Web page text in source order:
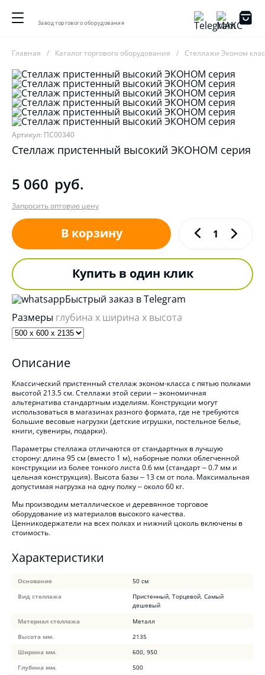
Завод торгового оборудования
Главная Каталог торгового оборудования Стеллажи Эконом
Артикул: ПС00340
Стеллаж пристенный высокий ЭКОНОМ серия
5 060 руб.
Запросить оптовую цену
В корзину
Купить в один клик
Быстрый заказ в Telegram
Размеры глубина x ширина x высота
Описание
Классический пристенный стеллаж эконом-класса с пятью полками
высотой 213.5 см.Стеллажи этой серии – экономичная
альтернатива стандартным изделиям. Конструкции могут
использоваться в магазинах разного формата, где не требуются
большие весовые нагрузки (детские игрушки, постельное белье,
книги, сувениры, подарки).
Параметры стеллажа отличаются от стандартных в лучшую
сторону: длина 95 см (вместо 1 м), наборные полки облегченной
конструкции из более тонкого листа 0.6 мм (стандарт – 0.7 мм и
цельная конструкция). Высота базы – 13 см от пола. Максимальная
допустимая нагрузка на одну полку – около 60 кг.
Мы производим металлическое и деревянное торговое
оборудование из материалов высокого качества.
Ценникодержатели на всех полках и нижний цоколь включены в
стоимость.
Характеристики
Основание
50 см
Вид стеллажа
Пристенный, Торцевой, Самый
дешевый
Материал стеллажа
Металл
Высота мм.
2135
Ширина мм.
600, 950
Глубина мм.
500